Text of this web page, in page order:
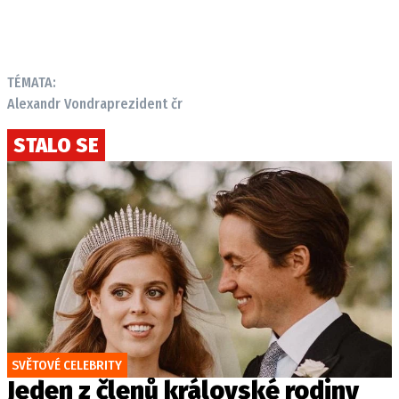
TÉMATA:
Alexandr Vondraprezident čr
STALO SE
SVĚTOVÉ CELEBRITY
Jeden z členů královské rodiny